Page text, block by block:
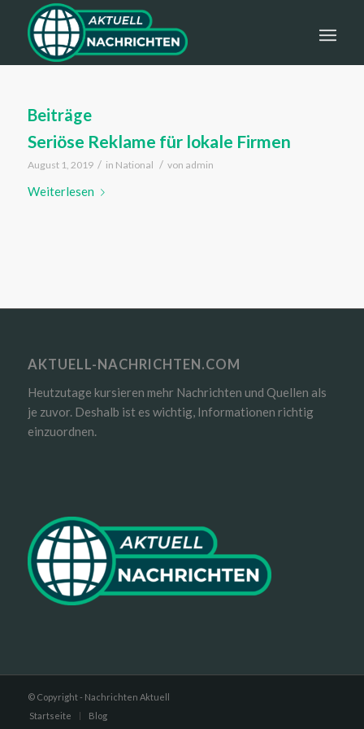
Beiträge
Seriöse Reklame für lokale Firmen
August 1, 2019 / in National / von admin
Weiterlesen
AKTUELL-NACHRICHTEN.COM
Heutzutage kursieren mehr Nachrichten und Quellen als
je zuvor. Deshalb ist es wichtig, Informationen richtig
einzuordnen.
© Copyright - Nachrichten Aktuell
Startseite
Blog